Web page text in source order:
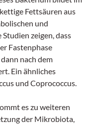
Fettsäuren aus
und
zeigen, dass
Fastenphase
nach dem
Ein ähnliches
und Coprococcus.
es zu weiteren
der Mikrobiota,